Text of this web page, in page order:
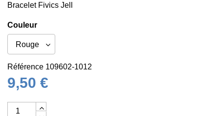
Bracelet Fivics Jell
Couleur
Référence 109602-1012
9,50 €